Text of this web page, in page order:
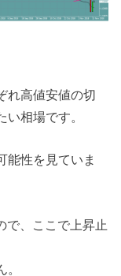
れ高値安値の切
相場です。
能性を見ていま
で、ここで上昇止